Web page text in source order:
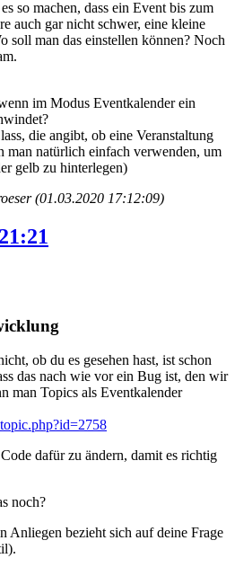
so machen, dass ein Event bis zum
auch gar nicht schwer, eine kleine
soll man das einstellen können? Noch
im Modus Eventkalender ein
die angibt, ob eine Veranstaltung
man natürlich einfach verwenden, um
gelb zu hinterlegen)
(01.03.2020 17:12:09)
ob du es gesehen hast, ist schon
das nach wie vor ein Bug ist, den wir
man Topics als Eventkalender
dafür zu ändern, damit es richtig
noch?
Anliegen bezieht sich auf deine Frage